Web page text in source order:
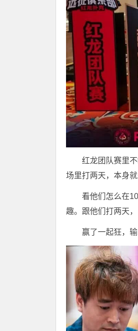
红龙团队赛里
场里打两天，本身就
看他们怎么在
趣。跟他们打两天
赢了一起狂，